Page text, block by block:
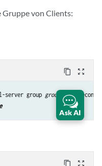
von Clients:
content_copy zoom_out_map
server group group-name
content_copy zoom_out_map
Ask AI